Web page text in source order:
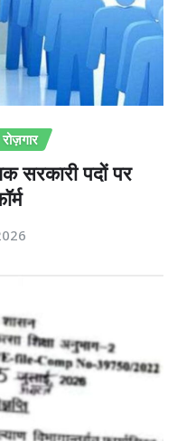
रोज़गार
सरकारी पदों पर